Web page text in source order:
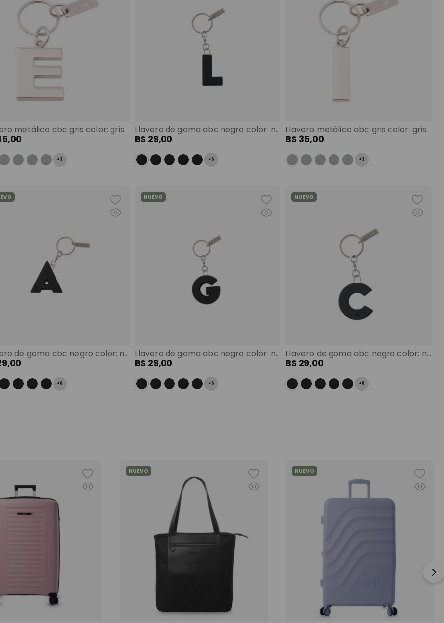
metálico abc gris color: gris
,00
+3
Llavero de goma abc negro color: negro
BS 29,00
+6
Llavero metálico abc gris color: gris
BS 35,00
+3
Llavero de goma abc negro color: negro
,00
+6
Llavero de goma abc negro color: negro
NUEVO
BS 29,00
+6
Llavero de goma abc negro color: negro
NUEVO
BS 29,00
+6
NUEVO NUEVO